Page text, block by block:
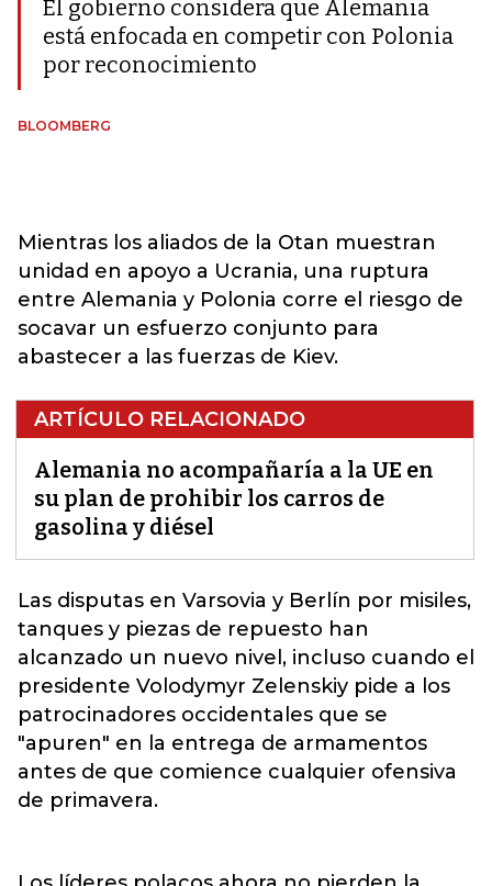
El gobierno considera que Alemania
está enfocada en competir con Polonia
por reconocimiento
BLOOMBERG
Mientras los aliados de la Otan muestran
unidad en apoyo a Ucrania, una ruptura
entre Alemania y Polonia corre el riesgo de
socavar un esfuerzo conjunto para
abastecer a las fuerzas de Kiev.
ARTÍCULO RELACIONADO
Alemania no acompañaría a la UE en
su plan de prohibir los carros de
gasolina y diésel
Las disputas en Varsovia y Berlín por misiles,
tanques y piezas de repuesto han
alcanzado un nuevo nivel, incluso cuando el
presidente Volodymyr Zelenskiy pide a los
patrocinadores occidentales que se
"apuren" en la entrega de armamentos
antes de que comience cualquier ofensiva
de primavera.